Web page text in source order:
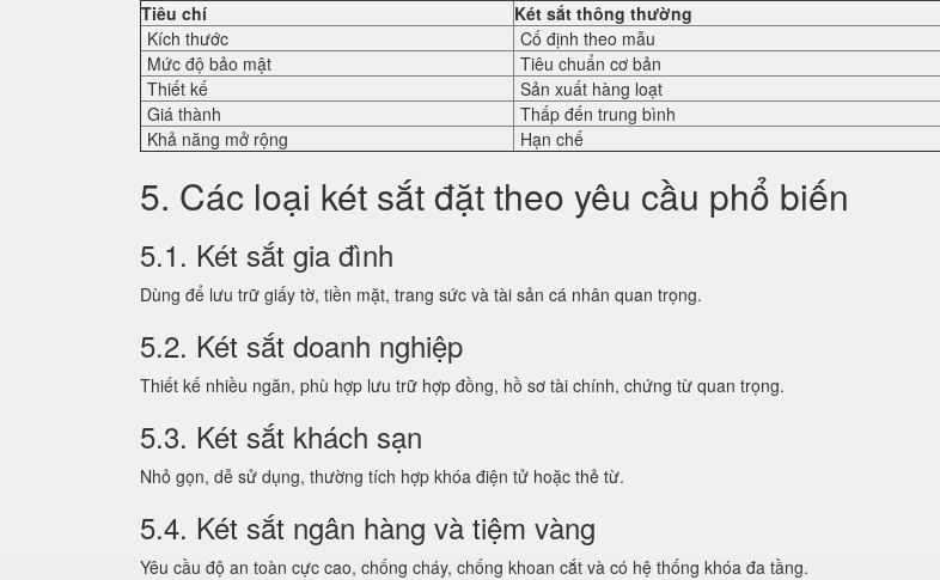
Tiêu chí Két sắt thông thường
Kích thước
Cố định theo mẫu
Mức độ bảo mật
Tiêu chuẩn cơ bản
Thiết kế
Sản xuất hàng loạt
Giá thành
Thấp đến trung bình
Khả năng mở rộng
Hạn chế
5. Các loại két sắt đặt theo yêu cầu phổ biến
5.1. Két sắt gia đình
Dùng để lưu trữ giấy tờ, tiền mặt, trang sức và tài sản cá nhân quan trọng.
5.2. Két sắt doanh nghiệp
Thiết kế nhiều ngăn, phù hợp lưu trữ hợp đồng, hồ sơ tài chính, chứng từ quan trọng.
5.3. Két sắt khách sạn
Nhỏ gọn, dễ sử dụng, thường tích hợp khóa điện tử hoặc thẻ từ.
5.4. Két sắt ngân hàng và tiệm vàng
Yêu cầu độ an toàn cực cao, chống cháy, chống khoan cắt và có hệ thống khóa đa tầng.